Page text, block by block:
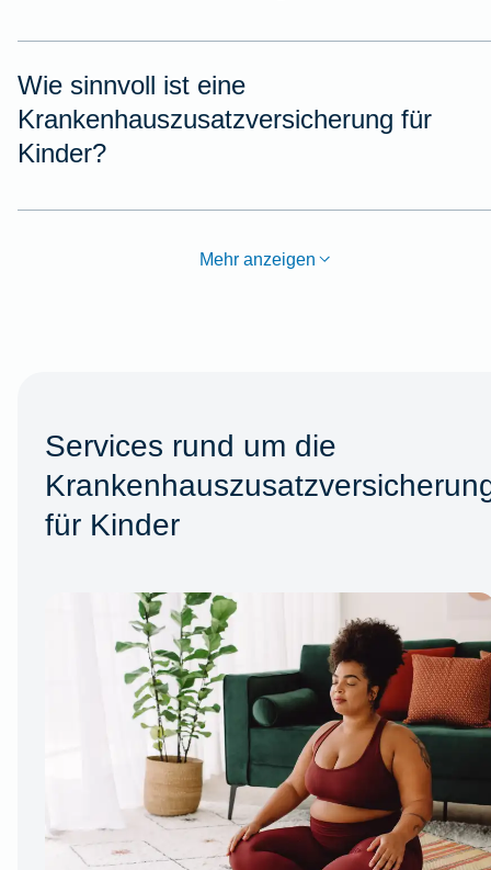
Wie sinnvoll ist eine
Krankenhauszusatzversicherung für
Kinder?
Mehr anzeigen
Services rund um die
für Kinder